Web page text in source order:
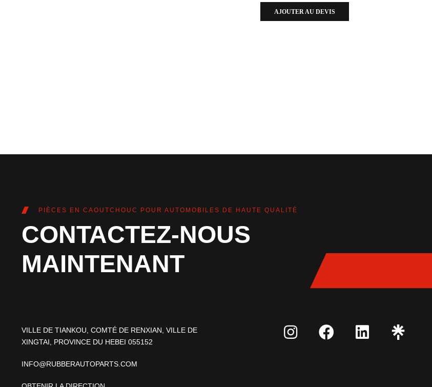
AJOUTER AU DEVIS
PIÈCES EN CAOUTCHOUC POUR AUTOMOBILES DE HAUTE QUALITÉ
CONTACTEZ-NOUS
MAINTENANT
VILLE DE TIANKOU, COMTÉ DE RENXIAN, VILLE DE
XINGTAI, PROVINCE DU HEBEI 055152
INFO@RUBBERAUTOPARTS.COM